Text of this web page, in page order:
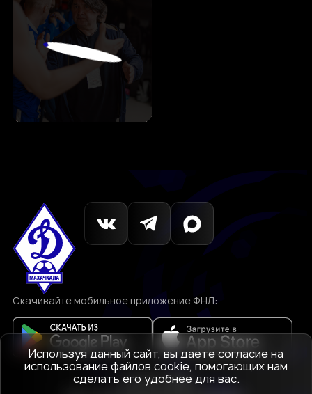
Скачивайте мобильное приложение ФНЛ:
© 1927-2026
Используя данный сайт, вы даете согласие на
использование файлов cookie, помогающих нам
сделать его удобнее для вас.